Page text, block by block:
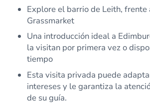
Explore el barrio de Leith, frente
Grassmarket
Una introducción ideal a
la visitan por primera vez o
tiempo
Esta visita privada puede
intereses y le garantiza la
de su guía.